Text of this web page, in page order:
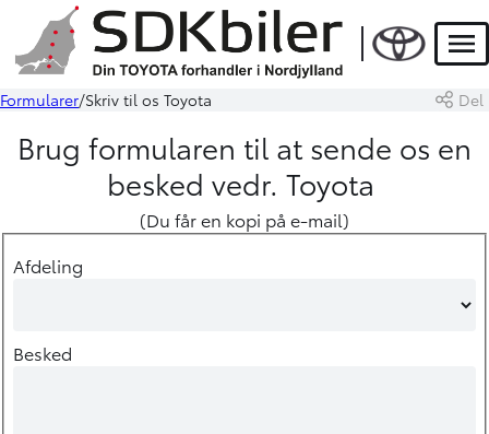
Formularer Skriv til os Toyota Del
Brug formularen til at sende os en
besked vedr. Toyota
(Du får en kopi på e-mail)
Afdeling
Besked